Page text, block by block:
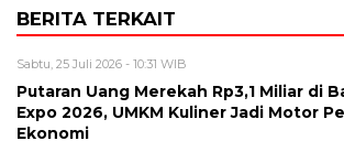
BERITA TERKAIT
Sabtu, 25 Juli 2026 - 10:31 WIB
Putaran Uang Merekah Rp3,1 Miliar di
Expo 2026, UMKM Kuliner Jadi Motor
Ekonomi